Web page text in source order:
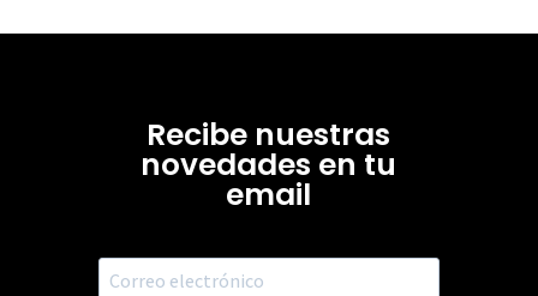
Recibe nuestras
novedades en tu
email